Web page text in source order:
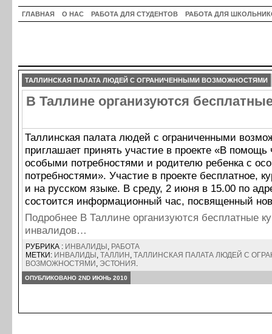
ГЛАВНАЯ О НАС РАБОТА ДЛЯ СТУДЕНТОВ РАБОТА ДЛЯ
ТАЛЛИНСКАЯ ПАЛАТА ЛЮДЕЙ С ОГРАНИЧЕННЫМИ ВОЗМОЖНОСТЯМИ
В Таллине организуются
Таллинская палата людей с ограниченными
приглашает принять участие в проекте «В помощь
особыми потребностями и родителю ребенка с
потребностями». Участие в проекте бесплатное,
и на русском языке. В среду, 2 июня в 15.00 по
состоится информационный час, посвященный
Подробнее В Таллине организуются бесплатные
инвалидов…
РУБРИКА : ИНВАЛИДЫ , РАБОТА
МЕТКИ: ИНВАЛИДЫ , ТАЛЛИН , ТАЛЛИНСКАЯ ПАЛАТА ЛЮДЕЙ С
ВОЗМОЖНОСТЯМИ , ЭСТОНИЯ .
ОПУБЛИКОВАНО 2ND ИЮНЬ 2010